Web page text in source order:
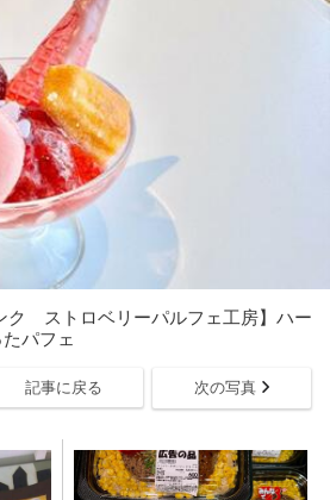
ク ストロベリーパルフェ工房】ハー
パフェ
記事に戻る 次の写真